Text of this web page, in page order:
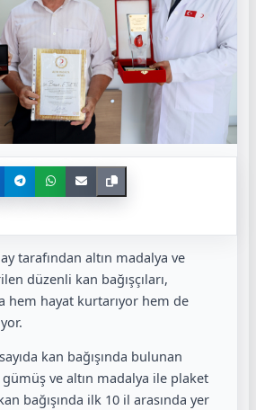
tarafından altın madalya ve
düzenli kan bağışçıları,
hem hayat kurtarıyor hem de
kan bağışında bulunan
ve altın madalya ile plaket
bağışında ilk 10 il arasında yer